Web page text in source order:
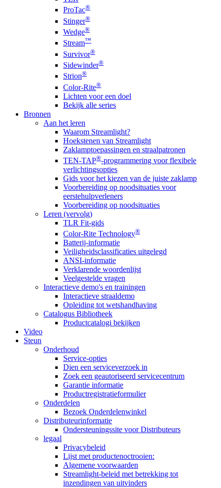
ProTac®
Stinger®
Wedge®
Stream™
Survivor®
Sidewinder®
Strion®
Color-Rite®
Lichten voor een doel
Bekijk alle series
Bronnen
Aan het leren
Waarom Streamlight?
Hoekstenen van Streamlight
Zaklamptoepassingen en straalpatronen
TEN-TAP®-programmering voor flexibele
verlichtingsopties
Gids voor het kiezen van de juiste zaklamp
Voorbereiding op noodsituaties voor
eerstehulpverleners
Voorbereiding op noodsituaties
Leren (vervolg)
TLR Fit-gids
Color-Rite Technology®
Batterij-informatie
Veiligheidsclassificaties uitgelegd
ANSI-informatie
Verklarende woordenlijst
Veelgestelde vragen
Interactieve demo's en trainingen
Interactieve straaldemo
Opleiding tot wetshandhaving
Catalogus Bibliotheek
Productcatalogi bekijken
Video
Steun
Onderhoud
Service-opties
Dien een serviceverzoek in
Zoek een geautoriseerd servicecentrum
Garantie informatie
Productregistratieformulier
Onderdelen
Bezoek Onderdelenwinkel
Distributeurinformatie
Ondersteuningssite voor Distributeurs
legaal
Privacybeleid
Lijst met productenoctrooien:
Algemene voorwaarden
Streamlight-beleid met betrekking tot
inzendingen van uitvinders